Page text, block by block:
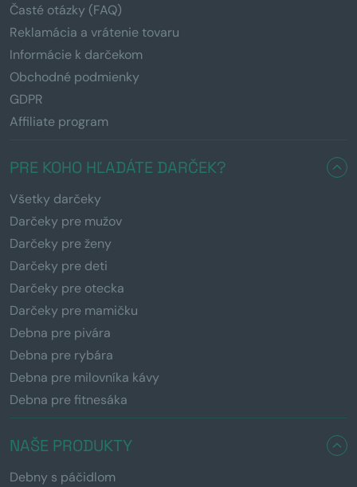
Časté otázky (FAQ)
Reklamácia a vrátenie tovaru
Informácie k darčekom
Obchodné podmienky
GDPR
Affiliate program
PRE KOHO HĽADÁTE DARČEK?
Všetky darčeky
Darčeky pre mužov
Darčeky pre ženy
Darčeky pre deti
Darčeky pre otecka
Darčeky pre mamičku
Debna pre pivára
Debna pre rybára
Debna pre milovníka kávy
Debna pre fitnesáka
NAŠE PRODUKTY
Debny s páčidlom